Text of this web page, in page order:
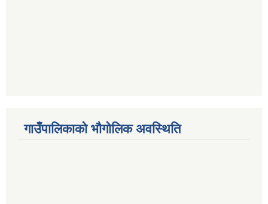
गाउँपालिकाको भौगोलिक अवस्थिति